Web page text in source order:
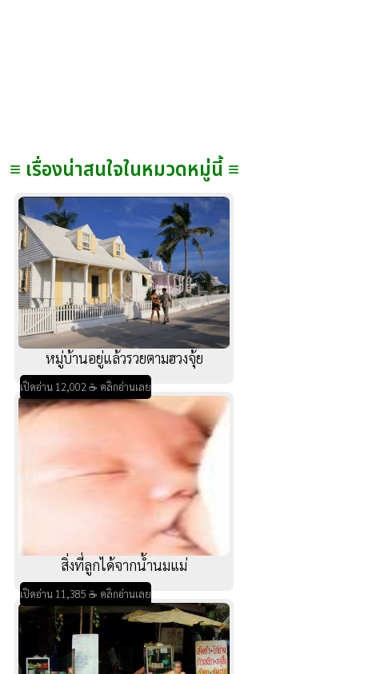
≡ เรื่องน่าสนใจในหมวดหมู่นี้ ≡
หมู่บ้านอยู่แล้วรวยตามฮวงจุ้ย
เปิดอ่าน 12,002 ☕ คลิกอ่านเลย
สิ่งที่ลูกได้จากน้ำนมแม่
เปิดอ่าน 11,385 ☕ คลิกอ่านเลย